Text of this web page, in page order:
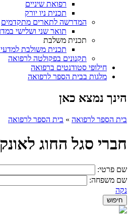
רפואת שיניים
תכנית ניו יורק
המדרשה לתארים מתקדמים
תואר שני ושלישי
תכנית משלבת
תכנית משולבת
תקנונים בפקולטה לרפואה
חילופי סטודנטים ברפואה
מלגות בבית הספר לרפואה
הינך נמצא כאן
בית הספר לרפואה » בית הספר לרפואה
חברי סגל החוג
שם פרטי:
שם משפחה:
נקה